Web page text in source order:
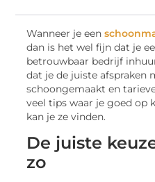
Wanneer je een
dan is het wel fijn dat je
betrouwbaar bedrijf
dat je de juiste afspraken
schoongemaakt en
veel tips waar je goed op
kan je ze vinden.
De juiste
zo